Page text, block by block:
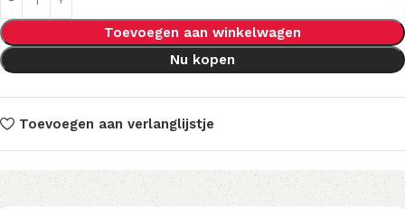
Toevoegen aan winkelwagen
Nu kopen
Toevoegen aan verlanglijstje